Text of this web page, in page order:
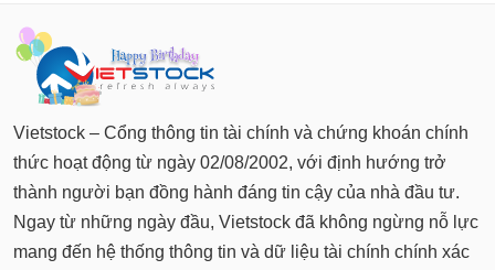
Vietstock – Cổng thông tin tài chính và chứng khoán chính
thức hoạt động từ ngày 02/08/2002, với định hướng trở
thành người bạn đồng hành đáng tin cậy của nhà đầu tư.
Ngay từ những ngày đầu, Vietstock đã không ngừng nỗ lực
mang đến hệ thống thông tin và dữ liệu tài chính chính xác